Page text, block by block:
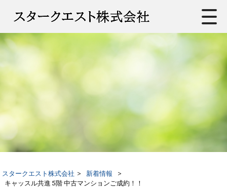
スタークエスト株式会社 > 新着情報
>
キャッスル共進 5階 中古マンションご成約！！